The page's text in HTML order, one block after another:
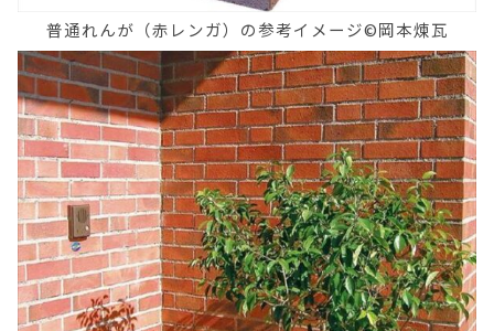
普通れんが（赤レンガ）の参考イメージ©岡本煉瓦